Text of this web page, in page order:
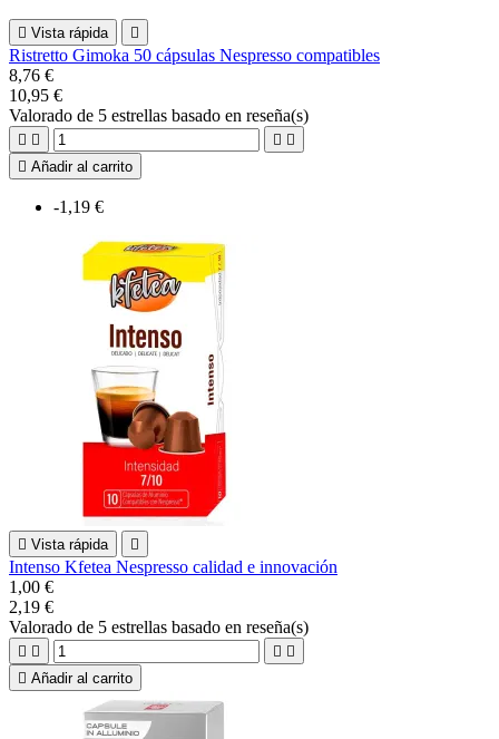
 Vista rápida 
Ristretto Gimoka 50 cápsulas Nespresso compatibles
8,76 €
10,95 €
Valorado de 5 estrellas basado en reseña(s)
   
 Añadir al carrito
-1,19 €
 Vista rápida 
Intenso Kfetea Nespresso calidad e innovación
1,00 €
2,19 €
Valorado de 5 estrellas basado en reseña(s)
   
 Añadir al carrito